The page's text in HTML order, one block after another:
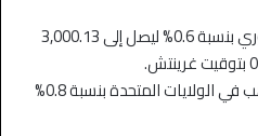
من جهة أخرى، ارتفع الذهب الفوري بنسبة 0.6% ليصل إلى 3,000.13
وبالمثل، زادت العقود الآجلة للذهب في الولايات المتحدة بنسبة 0.8%